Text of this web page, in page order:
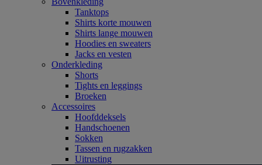
Tanktops
Shirts korte mouwen
Shirts lange mouwen
Hoodies en sweaters
Jacks en vesten
Onderkleding
Shorts
Tights en leggings
Broeken
Accessoires
Hoofddeksels
Handschoenen
Sokken
Tassen en rugzakken
Uitrusting